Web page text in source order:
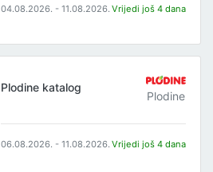
04.08.2026. - 11.08.2026. Vrijedi još 4 dana
Plodine katalog
Plodine
06.08.2026. - 11.08.2026. Vrijedi još 4 dana